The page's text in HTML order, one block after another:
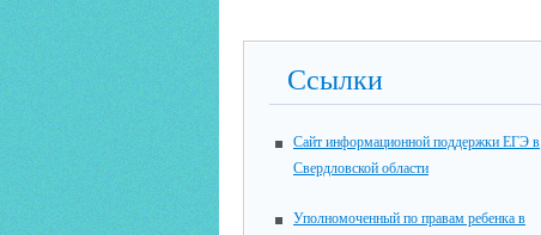
Ссылки
Сайт информационной поддержки ЕГЭ в
Свердловской области
Уполномоченный по правам ребенка в